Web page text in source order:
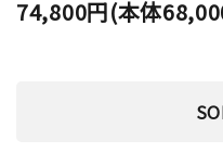
74,800円(本体